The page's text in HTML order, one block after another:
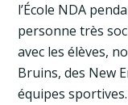
l’École NDA
personne très
avec les élèves,
Bruins, des New
équipes